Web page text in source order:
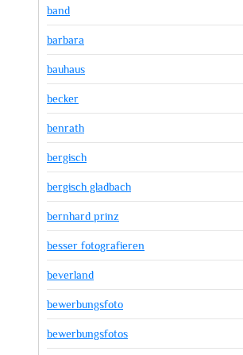
band
barbara
bauhaus
becker
benrath
bergisch
bergisch gladbach
bernhard prinz
besser fotografieren
beverland
bewerbungsfoto
bewerbungsfotos